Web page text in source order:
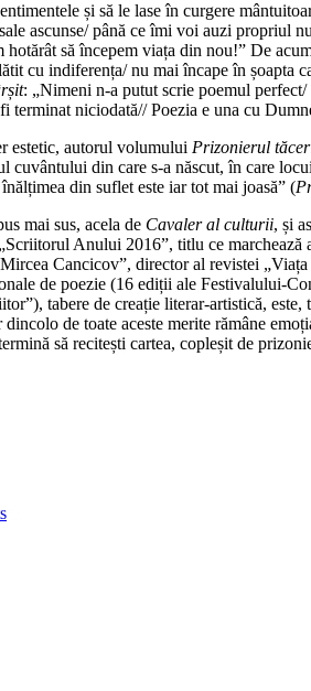
și să le lase în curgere
ascunse/ până ce îmi voi auzi propriul
să începem viața din nou!” De
cu indiferența/ nu mai încape în
: „Nimeni n-a putut scrie poemul
niciodată// Poezia e una cu
estetic, autorul volumului Prizonierul
din care s-a născut, în care
din suflet este iar tot mai joasă” (
mai sus, acela de Cavaler al culturii, și
Anului 2016”, titlu ce marchează
Cancicov”, director al revistei
de poezie (16 ediții ale Festivalului-
tabere de creație literar-artistică,
de toate aceste merite rămâne
să recitești cartea, copleșit de